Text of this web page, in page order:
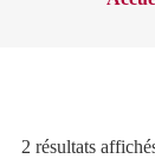
2 résultats